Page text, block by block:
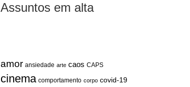
Assuntos em alta
amor ansiedade arte caos CAPS
cinema comportamento corpo covid-19